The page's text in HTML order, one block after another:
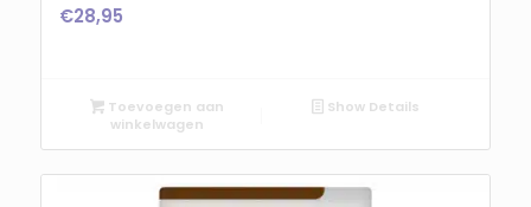
€28,95
Toevoegen aan
winkelwagen
Show Details